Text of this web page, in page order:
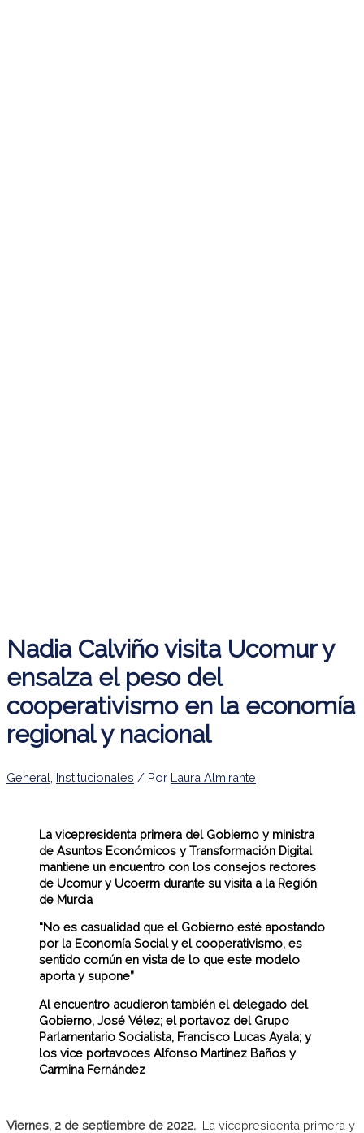
Nadia Calviño visita Ucomur y
ensalza el peso del
cooperativismo en la economía
regional y nacional
General Institucionales / Por Laura Almirante
La vicepresidenta primera del Gobierno y ministra
de Asuntos Económicos y Transformación Digital
mantiene un encuentro con los consejos rectores
de Ucomur y Ucoerm durante su visita a la Región
de Murcia
“No es casualidad que el Gobierno esté apostando
por la Economía Social y el cooperativismo, es
sentido común en vista de lo que este modelo
aporta y supone”
Al encuentro acudieron también el delegado del
Gobierno, José Vélez; el portavoz del Grupo
Parlamentario Socialista, Francisco Lucas Ayala; y
los vice portavoces Alfonso Martínez Baños y
Carmina Fernández
Viernes, 2 de septiembre de 2022. La vicepresidenta primera y